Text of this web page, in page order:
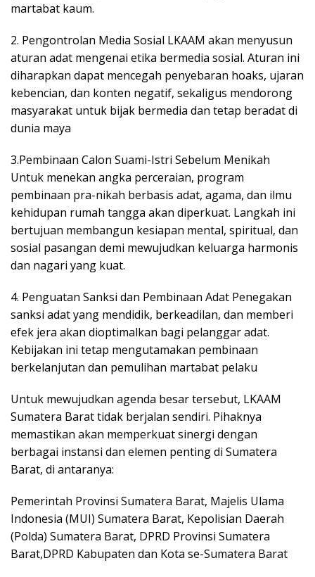
martabat kaum.
2. Pengontrolan Media Sosial LKAAM akan menyusun
aturan adat mengenai etika bermedia sosial. Aturan ini
diharapkan dapat mencegah penyebaran hoaks, ujaran
kebencian, dan konten negatif, sekaligus mendorong
masyarakat untuk bijak bermedia dan tetap beradat di
dunia maya
3.Pembinaan Calon Suami-Istri Sebelum Menikah
Untuk menekan angka perceraian, program
pembinaan pra-nikah berbasis adat, agama, dan ilmu
kehidupan rumah tangga akan diperkuat. Langkah ini
bertujuan membangun kesiapan mental, spiritual, dan
sosial pasangan demi mewujudkan keluarga harmonis
dan nagari yang kuat.
4. Penguatan Sanksi dan Pembinaan Adat Penegakan
sanksi adat yang mendidik, berkeadilan, dan memberi
efek jera akan dioptimalkan bagi pelanggar adat.
Kebijakan ini tetap mengutamakan pembinaan
berkelanjutan dan pemulihan martabat pelaku
Untuk mewujudkan agenda besar tersebut, LKAAM
Sumatera Barat tidak berjalan sendiri. Pihaknya
memastikan akan memperkuat sinergi dengan
berbagai instansi dan elemen penting di Sumatera
Barat, di antaranya:
Pemerintah Provinsi Sumatera Barat, Majelis Ulama
Indonesia (MUI) Sumatera Barat, Kepolisian Daerah
(Polda) Sumatera Barat, DPRD Provinsi Sumatera
Barat,DPRD Kabupaten dan Kota se-Sumatera Barat